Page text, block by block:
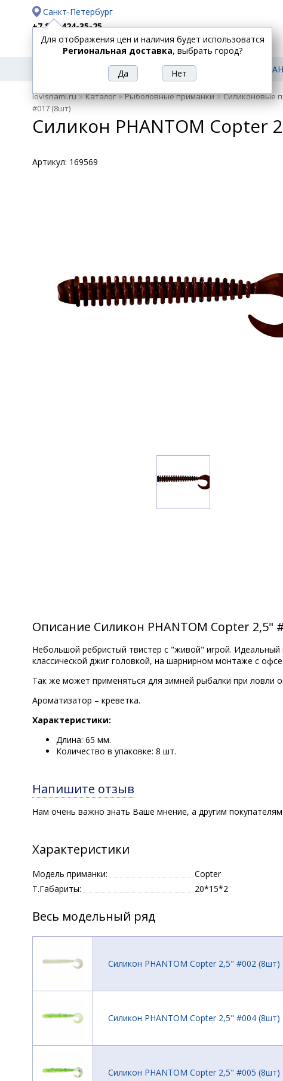
Санкт-Петербург
+7 812 424-35-25
Доставка
Оплата
Для отображения цен и наличия будет использоватся
Региональная доставка, выбрать город?
РЫБОЛОВНЫЕ
ТОВАРЫ
СПИННИНГИ КАТУШКИ
lovisnami.ru»Каталог»Рыболовные приманки»Силиконовые
#017 (8шт)
Силикон PHANTOM Copter
Артикул: 169569
Описание Силикон PHANTOM Copter 2,5"
Небольшой ребристый твистер с "живой" игрой.
классической джиг головкой, на шарнирном монтаже с
Так же может применяться для зимней рыбалки при ловли
Ароматизатор – креветка.
Характеристики:
Длина: 65 мм.
Количество в упаковке: 8 шт.
Напишите отзыв
Нам очень важно знать Ваше мнение, а другим
Характеристики
Модель приманки:
Copter
Т.Габариты:
20*15*2
Весь модельный ряд
Силикон PHANTOM Copter 2,5" #002 (8шт)
Силикон PHANTOM Copter 2,5" #004 (8шт)
Силикон PHANTOM Copter 2,5" #005 (8шт)